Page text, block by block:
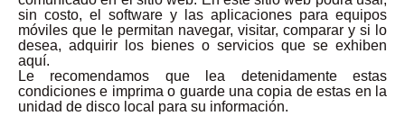
sin costo, el software y las aplicaciones para equipos
móviles que le permitan navegar, visitar, comparar y si lo
desea, adquirir los bienes o servicios que se exhiben
aquí.
Le recomendamos que lea detenidamente estas
condiciones e imprima o guarde una copia de estas en la
unidad de disco local para su información.